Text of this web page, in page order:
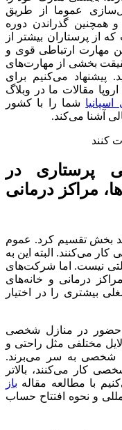
عموما از طریق
گذراندن دوره
از پرستاران بیشتر از
مهارت ارتباطی قوی و
بخشی از مهارت‌های
می‌کنیم برای
مقالات ما در وبلاگ
شما را با کشور
آشنا می‌کند.
پرستاری در
مراکز درمانی
بخش تقسیم کرد. عموم
می‌کنند. البته این به
نیست. اما شرکت‌های
درمانی و خانه‌های
را در اختیار
حضور در منازل شخصی
مختلفی مثل راحتی و
شخصی به سر می‌برند.
کار می‌کنند، بالاتر
با مطالعه مقاله باز
و نحوه افتتاح حساب